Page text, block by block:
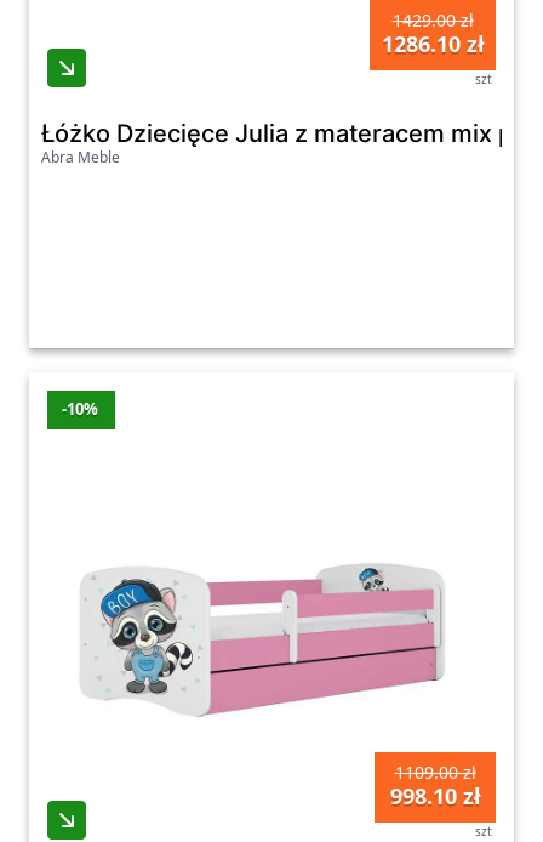
1429.00 zł
1286.10 zł
szt
Łóżko Dziecięce Julia z materacem mix
Abra Meble
-10%
1109.00 zł
998.10 zł
szt